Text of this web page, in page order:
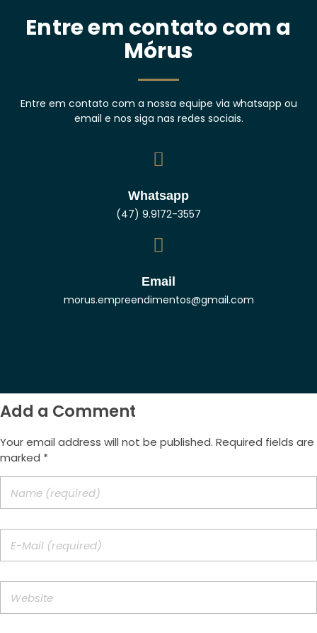
Entre em contato com a
Mórus
Entre em contato com a nossa equipe via whatsapp ou
email e nos siga nas redes sociais.
Whatsapp
(47) 9.9172-3557
Email
morus.empreendimentos@gmail.com
Add a Comment
Your email address will not be published. Required fields are
marked *